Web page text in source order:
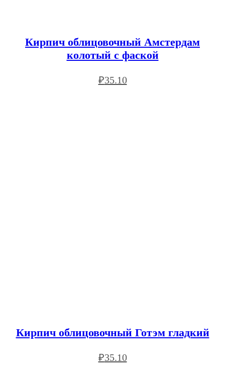
Кирпич облицовочный Амстердам
колотый с фаской
₽35.10
Кирпич облицовочный Готэм гладкий
₽35.10